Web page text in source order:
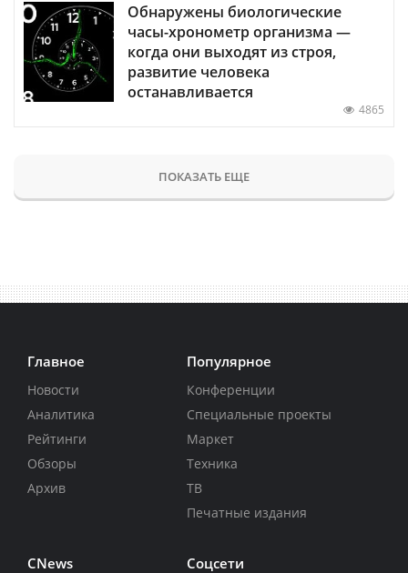
Обнаружены биологические
часы-хронометр организма —
когда они выходят из строя,
развитие человека
останавливается
4865
ПОКАЗАТЬ ЕЩЕ
Главное
Новости
Аналитика
Рейтинги
Обзоры
Архив
Популярное
Конференции
Специальные проекты
Маркет
Техника
ТВ
Печатные издания
CNews Соцсети